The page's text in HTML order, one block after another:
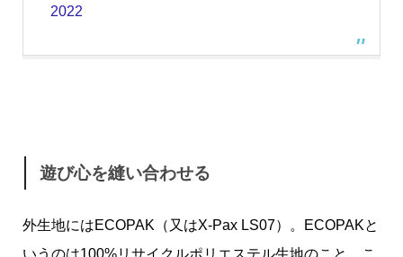
2022
遊び心を縫い合わせる
外生地にはECOPAK（又はX-Pax LS07）。ECOPAKと